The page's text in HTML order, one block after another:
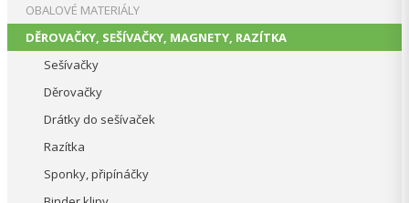
OBALOVÉ MATERIÁLY
DĚROVAČKY, SEŠÍVAČKY, MAGNETY, RAZÍTKA
Sešívačky
Děrovačky
Drátky do sešívaček
Razítka
Sponky, připínáčky